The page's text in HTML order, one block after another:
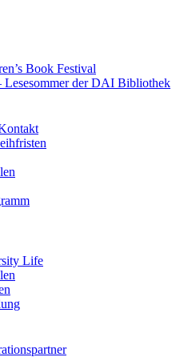
Book Festival
Lesesommer der DAI Bibliothek
Life